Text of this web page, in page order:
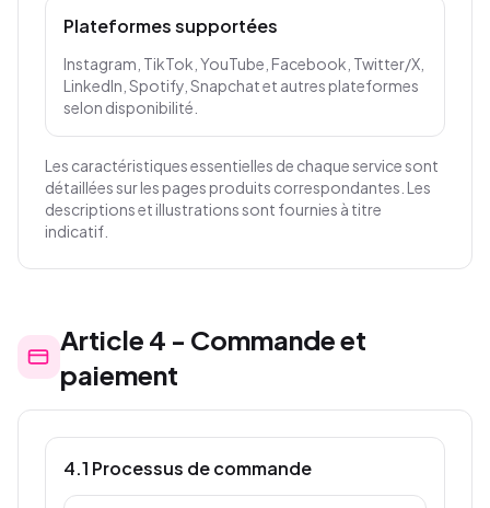
Plateformes supportées
Instagram, TikTok, YouTube, Facebook, Twitter/X,
LinkedIn, Spotify, Snapchat et autres plateformes
selon disponibilité.
Les caractéristiques essentielles de chaque service sont
détaillées sur les pages produits correspondantes. Les
descriptions et illustrations sont fournies à titre
indicatif.
Article 4 - Commande et
paiement
4.1 Processus de commande